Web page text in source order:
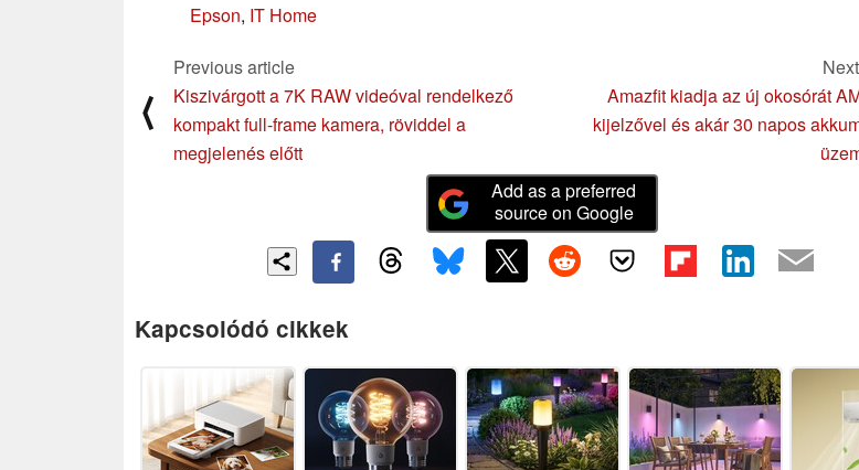
Epson, IT Home
⟨
Previous article
Kiszivárgott a 7K RAW videóval rendelkező
kompakt full-frame kamera, röviddel a
megjelenés előtt
Amazfit kiadja az új okosórát
kijelzővel és akár 30 napos
Add as a preferred
source on Google
Kapcsolódó cikkek